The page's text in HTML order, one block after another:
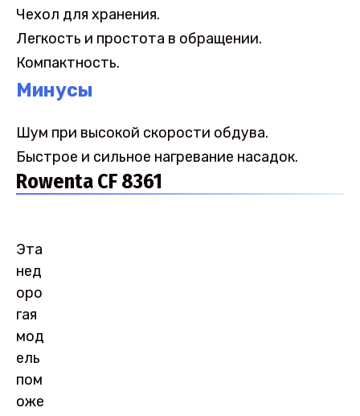
Чехол для хранения.
Легкость и простота в обращении.
Компактность.
Минусы
Шум при высокой скорости обдува.
Быстрое и сильное нагревание насадок.
Rowenta CF 8361
Эта
нед
оро
гая
мод
ель
пом
оже